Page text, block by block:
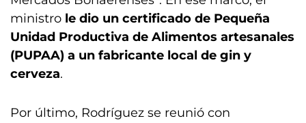
ministro le dio un certificado de Pequeña
Unidad Productiva de Alimentos artesanales
(PUPAA) a un fabricante local de gin y
cerveza.
Por último, Rodríguez se reunió con